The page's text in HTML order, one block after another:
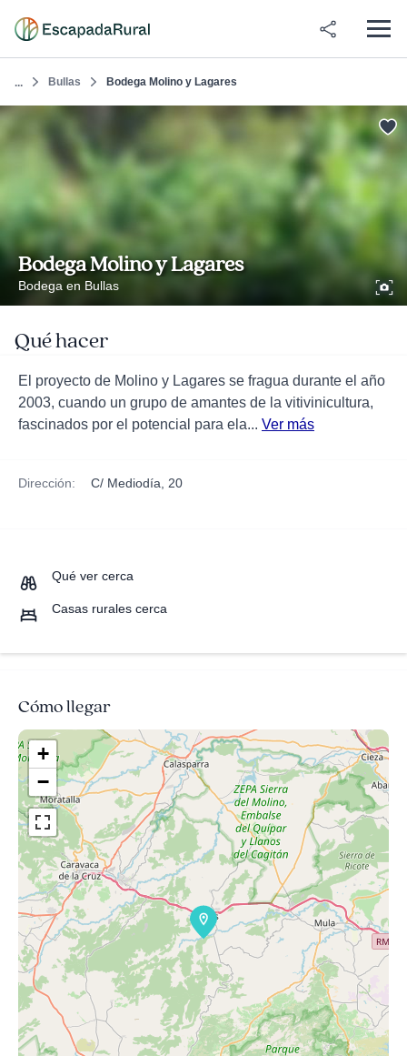
... Bullas Bodega Molino y Lagares
Bodega Molino y Lagares
Bodega en Bullas
Qué hacer
El proyecto de Molino y Lagares se fragua durante el año
2003, cuando un grupo de amantes de la vitivinicultura,
fascinados por el potencial para ela... Ver más
Dirección: C/ Mediodía, 20
Qué ver cerca
Casas rurales cerca
Cómo llegar
+
−